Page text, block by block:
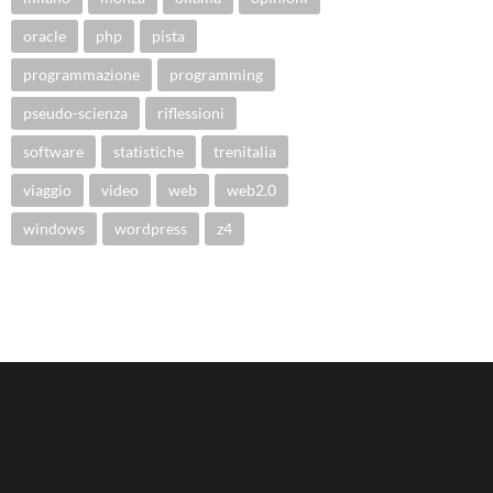
oracle php pista
programmazione programming
pseudo-scienza riflessioni
software statistiche trenitalia
viaggio video web web2.0
windows wordpress z4